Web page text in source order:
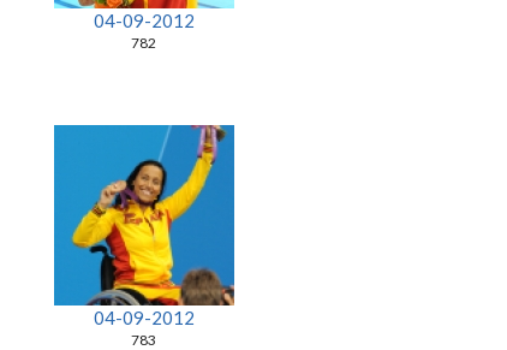
04-09-2012
782
04-09-2012
783